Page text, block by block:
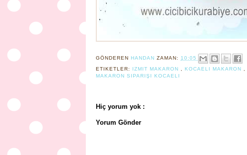
GÖNDEREN HANDAN ZAMAN: 10:05
ETIKETLER: IZMIT MAKARON KOCAELI MAKARON
MAKARON SIPARIŞI KOCAELI
Hiç yorum yok :
Yorum Gönder